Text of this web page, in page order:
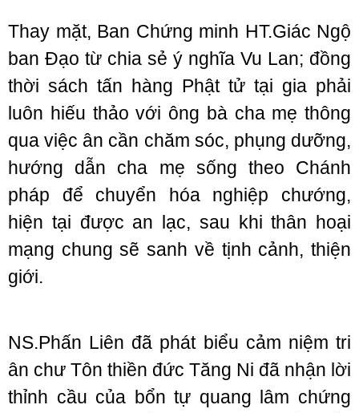
Thay mặt, Ban Chứng minh HT.Giác Ngộ
ban Đạo từ chia sẻ ý nghĩa Vu Lan; đồng
thời sách tấn hàng Phật tử tại gia phải
luôn hiếu thảo với ông bà cha mẹ thông
qua việc ân cần chăm sóc, phụng dưỡng,
hướng dẫn cha mẹ sống theo Chánh
pháp để chuyển hóa nghiệp chướng,
hiện tại được an lạc, sau khi thân hoại
mạng chung sẽ sanh về tịnh cảnh, thiện
giới.
NS.Phấn Liên đã phát biểu cảm niệm tri
ân chư Tôn thiền đức Tăng Ni đã nhận lời
thỉnh cầu của bổn tự quang lâm chứng